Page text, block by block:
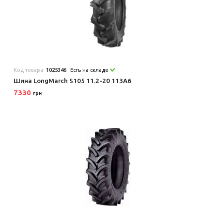
Код товара: 1025346 Есть на складе
Шина LongMarch S105 11.2-20 113A6
7330 грн